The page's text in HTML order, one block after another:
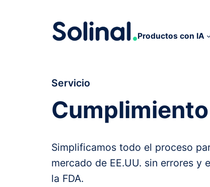
Productos con IA
Servicio
Cumplimiento
Simplificamos todo el proceso
mercado de EE.UU. sin errores y
la FDA.